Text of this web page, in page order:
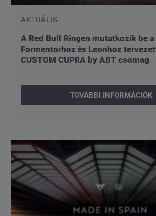
AKTUÁLIS
A Red Bull Ringen mutatkozik be a
Formentorhoz és Leonhoz
CUSTOM CUPRA by ABT csomag
TOVÁBBI INFORMÁCIÓK